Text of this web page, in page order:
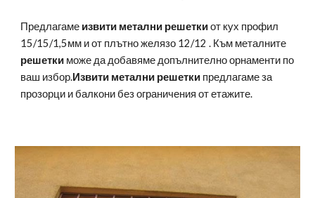
Предлагаме извити метални решеткиот кух профил
15/15/1,5мм и от плътно желязо 12/12 . Към металните
решетки може да добавяме допълнително орнаменти по
ваш избор.Извити метални решетки предлагаме за
прозорци и балкони без ограничения от етажите.